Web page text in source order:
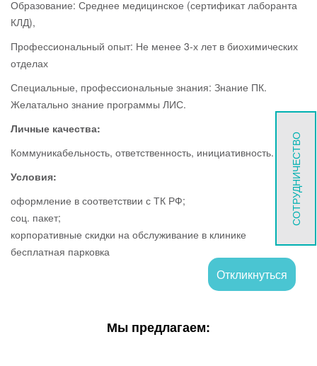
Образование: Среднее медицинское (сертификат лаборанта
КЛД),
Профессиональный опыт: Не менее 3-х лет в биохимических
отделах
Специальные, профессиональные знания: Знание ПК.
Желатально знание программы ЛИС.
Личные качества:
Коммуникабельность, ответственность, инициативность.
Условия:
оформление в соответствии с ТК РФ;
соц. пакет;
корпоративные скидки на обслуживание в клинике
бесплатная парковка
Откликнуться
Мы предлагаем:
СОТРУДНИЧЕСТВО